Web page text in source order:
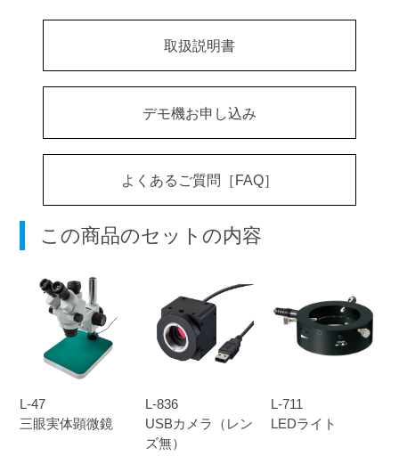
取扱説明書
デモ機お申し込み
よくあるご質問［FAQ］
この商品のセットの内容
L-47
三眼実体顕微鏡
L-836
USBカメラ（レン
ズ無）
L-711
LEDライト